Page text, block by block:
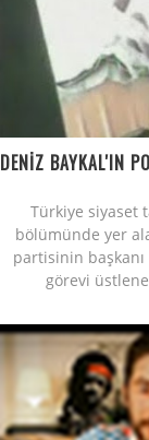
DENİZ BAYKAL'IN
Türkiye siyaset
bölümünde yer
partisinin
görevi